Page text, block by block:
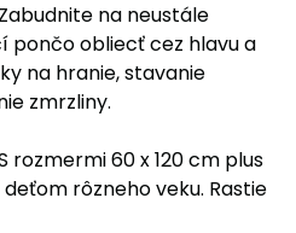
na neustále
pončo obliecť cez hlavu a
na hranie, stavanie
zmrzliny.
rozmermi 60 x 120 cm plus
rôzneho veku. Rastie